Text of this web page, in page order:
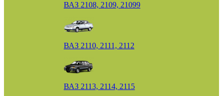
ВАЗ 2108, 2109, 21099
ВАЗ 2110, 2111, 2112
ВАЗ 2113, 2114, 2115